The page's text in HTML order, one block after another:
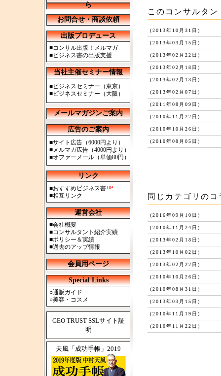
ら
お問合せ・商談依頼
出版プロデュース
■コンサル出版！メルマガ
■ビジネス書の出版支援
当社主催セミナー情報
■ビジネスセミナー（東京）
■ビジネスセミナー（大阪）
メールマガジンご案内
広告のご案内
■サイト広告（6000円より）
■メルマガ広告（4000円より）
■オファーメール（単価80円）
リンク
■おすすめビジネス書
■相互リンク
運営会社
■会社概要
■コンサルタント紹介実績
■ポリシー＆実績
■過去のアップ情報
会員用ページ
Special Links
○通販ガイド
○美容・コスメ
GEO TRUST SSLサイト証
明
天風「成功手帳」2019
このコンサルタ
(2013年10月31日)
(2013年03月15日)
(2013年02月22日)
(2013年02月18日)
(2013年02月13日)
(2013年02月07日)
(2011年08月09日)
(2010年11月22日)
(2010年10月26日)
(2010年08月05日)
同じカテゴリのコ
(2016年09月10日)
(2010年11月24日)
(2013年02月18日)
(2013年10月02日)
(2013年02月22日)
(2010年10月26日)
(2010年08月31日)
(2013年03月15日)
(2010年11月19日)
(2010年11月22日)